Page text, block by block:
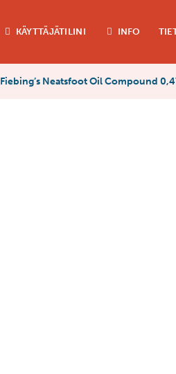
KÄYTTÄJÄTILINI INFO
Fiebing’s Neatsfoot Oil Compound